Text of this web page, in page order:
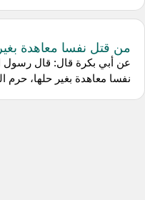
من قتل نفسا معاهدة
عن أبي بكرة قال: قال رسول
نفسا معاهدة بغير حلها، حرم